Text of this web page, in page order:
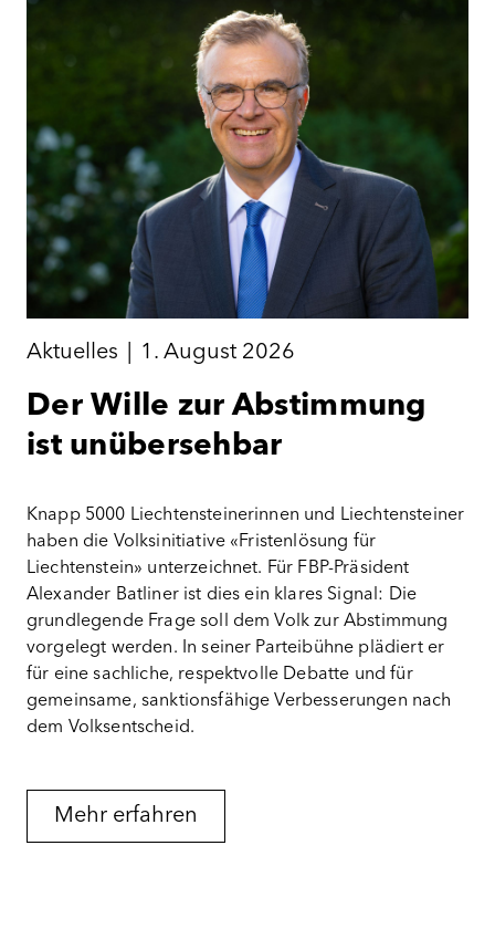
Aktuelles 1. August 2026
Der Wille zur Abstimmung
ist unübersehbar
Knapp 5000 Liechtensteinerinnen und Liechtensteiner
haben die Volksinitiative «Fristenlösung für
Liechtenstein» unterzeichnet. Für FBP-Präsident
Alexander Batliner ist dies ein klares Signal: Die
grundlegende Frage soll dem Volk zur Abstimmung
vorgelegt werden. In seiner Parteibühne plädiert er
für eine sachliche, respektvolle Debatte und für
gemeinsame, sanktionsfähige Verbesserungen nach
dem Volksentscheid.
Mehr erfahren